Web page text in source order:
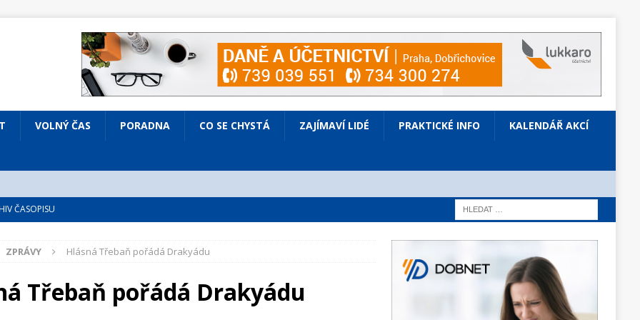
VOLNÝ ČAS PORADNA CO SE CHYSTÁ ZAJÍMAVÍ LIDÉ PRAKTICKÉ INFO KALENDÁŘ AKCÍ
ČASOPISU
VOLNÝ ČAS
Prodaná nevěsta
KULTURA
KULTURA
ZPRÁVY Hlásná Třebaň pořádá Drakyádu
Třebaň pořádá Drakyádu